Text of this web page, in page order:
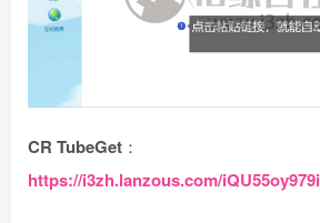
CR TubeGet ：
https://i3zh.lanzous.com/iQU55oy979i